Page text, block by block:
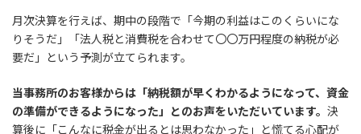
月次決算を行えば、期中の段階で「今期の利益はこのくらいにな
りそうだ」「法人税と消費税を合わせて〇〇万円程度の納税が必
要だ」という予測が立てられます。
当事務所のお客様からは「納税額が早くわかるようになって、資金
の準備ができるようになった」とのお声をいただいています。 決
算後に「こんなに税金が出るとは思わなかった」と慌てる心配が